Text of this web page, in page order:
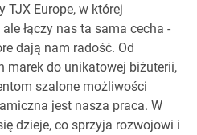
TJX Europe, w której
łączy nas ta sama cecha -
dają nam radość. Od
marek do unikatowej biżuterii,
szalone możliwości
jest nasza praca. W
dzieje, co sprzyja rozwojowi i